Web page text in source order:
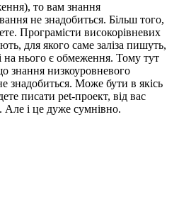
то вам знання
не знадобиться. Більш того,
Програмісти високорівневих
для якого саме заліза пишуть,
на нього є обмеження. Тому тут
знання низкоуровневого
знадобиться. Може бути в якісь
писати pet-проект, від вас
Але і це дуже сумнівно.